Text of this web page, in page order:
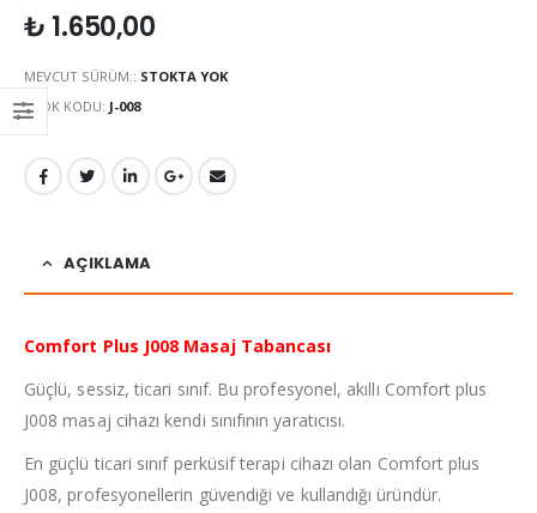
₺ 1.650,00
MEVCUT SÜRÜM:: STOKTA YOK
STOK KODU: J-008
AÇIKLAMA
Comfort Plus J008 Masaj Tabancası
Güçlü, sessiz, ticari sınıf. Bu profesyonel, akıllı Comfort plus
J008 masaj cihazı kendi sınıfının yaratıcısı.
En güçlü ticari sınıf perküsif terapi cihazı olan Comfort plus
J008, profesyonellerin güvendiği ve kullandığı üründür.